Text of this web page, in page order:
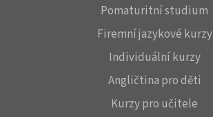
Pomaturitní studium
Firemní jazykové kurzy
Individuální kurzy
Angličtina pro děti
Kurzy pro učitele